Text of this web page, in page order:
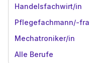
Handelsfachwirt/in
Pflegefachmann/-
Mechatroniker/in
Alle Berufe